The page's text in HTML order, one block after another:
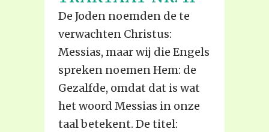
De Joden noemden de te
verwachten Christus:
Messias, maar wij die Engels
spreken noemen Hem: de
Gezalfde, omdat dat is wat
het woord Messias in onze
taal betekent. De titel: